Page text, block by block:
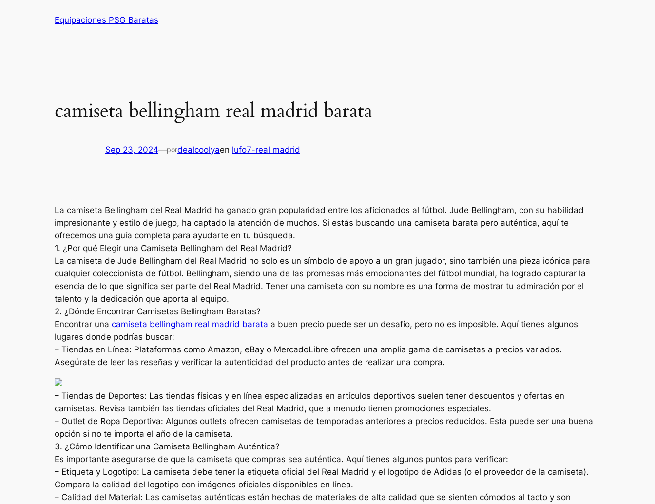
Equipaciones PSG Baratas
camiseta bellingham real madrid barata
Sep 23, 2024—pordealcoolyaen lufo7-real madrid
La camiseta Bellingham del Real Madrid ha ganado gran popularidad entre los aficionados al fútbol. Jude Bellingham, con su habilidad
impresionante y estilo de juego, ha captado la atención de muchos. Si estás buscando una camiseta barata pero auténtica, aquí te
ofrecemos una guía completa para ayudarte en tu búsqueda.
1. ¿Por qué Elegir una Camiseta Bellingham del Real Madrid?
La camiseta de Jude Bellingham del Real Madrid no solo es un símbolo de apoyo a un gran jugador, sino también una pieza icónica para
cualquier coleccionista de fútbol. Bellingham, siendo una de las promesas más emocionantes del fútbol mundial, ha logrado capturar la
esencia de lo que significa ser parte del Real Madrid. Tener una camiseta con su nombre es una forma de mostrar tu admiración por el
talento y la dedicación que aporta al equipo.
2. ¿Dónde Encontrar Camisetas Bellingham Baratas?
Encontrar una camiseta bellingham real madrid barata a buen precio puede ser un desafío, pero no es imposible. Aquí tienes algunos
lugares donde podrías buscar:
– Tiendas en Línea: Plataformas como Amazon, eBay o MercadoLibre ofrecen una amplia gama de camisetas a precios variados.
Asegúrate de leer las reseñas y verificar la autenticidad del producto antes de realizar una compra.
– Tiendas de Deportes: Las tiendas físicas y en línea especializadas en artículos deportivos suelen tener descuentos y ofertas en
camisetas. Revisa también las tiendas oficiales del Real Madrid, que a menudo tienen promociones especiales.
– Outlet de Ropa Deportiva: Algunos outlets ofrecen camisetas de temporadas anteriores a precios reducidos. Esta puede ser una buena
opción si no te importa el año de la camiseta.
3. ¿Cómo Identificar una Camiseta Bellingham Auténtica?
Es importante asegurarse de que la camiseta que compras sea auténtica. Aquí tienes algunos puntos para verificar:
– Etiqueta y Logotipo: La camiseta debe tener la etiqueta oficial del Real Madrid y el logotipo de Adidas (o el proveedor de la camiseta).
Compara la calidad del logotipo con imágenes oficiales disponibles en línea.
– Calidad del Material: Las camisetas auténticas están hechas de materiales de alta calidad que se sienten cómodos al tacto y son